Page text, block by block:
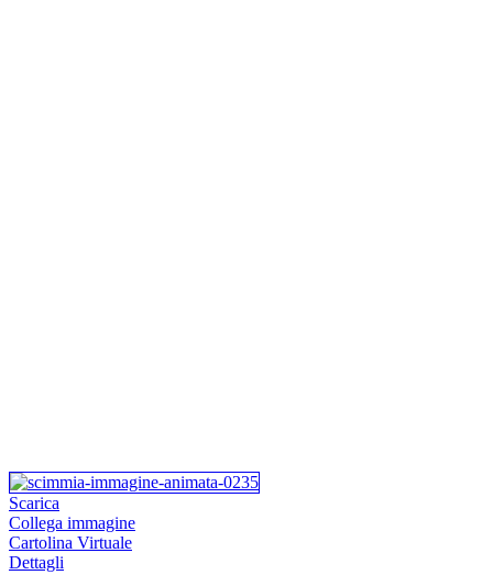
Scarica
Collega immagine
Cartolina Virtuale
Dettagli